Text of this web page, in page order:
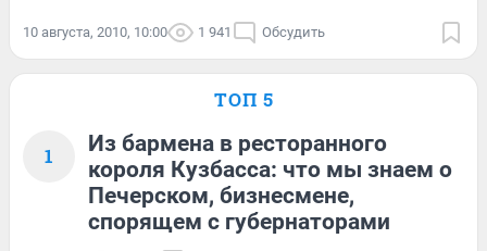
10 августа, 2010, 10:00 1 941 Обсудить
ТОП 5
1
Из бармена в ресторанного
короля Кузбасса: что мы знаем о
Печерском, бизнесмене,
спорящем с губернаторами